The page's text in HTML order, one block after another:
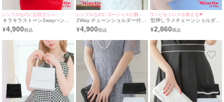
シンプルなのにお目立ち☆
キラキラストーン2wayハンド
ルギャザーミニバッグ
¥4,900
シンプルなのにゴージャスに飾る☆
2Way チェーンショルダー付き
ラインストーン ハンドミニバ
ッグ
¥4,900
ワンピもドレスも映える❤︎
型押しラメチェーンショルダー
付き2Wayクラッチバッグ
¥2,860